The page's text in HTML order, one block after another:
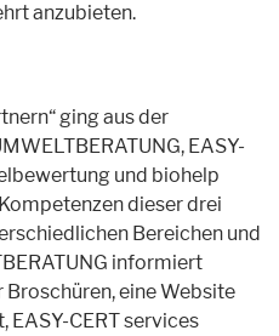
anzubieten.
ging aus der
EASY-
und biohelp
dieser drei
Bereichen und
informiert
eine Website
EASY-CERT services